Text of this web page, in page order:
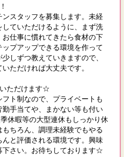
スタッフを募集します。未経
ていただけるように、まず洗
仕事に慣れてきたら食材の下
プアップできる環境を作って
しずつ教えていきますので、
ただければ大丈夫です。
ただけます☆
ト制なので、プライベートも
手当てや、まかない等も付い
休暇等の大型連休もしっかり休
ちろん、調理未経験でもやる
と評価される環境です。興味
さい。お待ちしております☆